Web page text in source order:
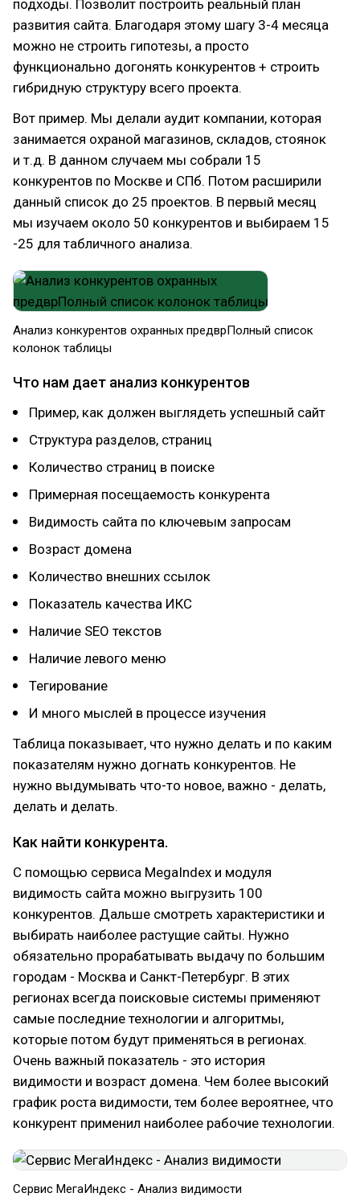
подходы. Позволит построить реальный план
развития сайта. Благодаря этому шагу 3-4 месяца
можно не строить гипотезы, а просто
функционально догонять конкурентов + строить
гибридную структуру всего проекта.
Вот пример. Мы делали аудит компании, которая
занимается охраной магазинов, складов, стоянок
и т.д. В данном случаем мы собрали 15
конкурентов по Москве и СПб. Потом расширили
данный список до 25 проектов. В первый месяц
мы изучаем около 50 конкурентов и выбираем 15
-25 для табличного анализа.
Анализ конкурентов охранных предврПолный список
колонок таблицы
Что нам дает анализ конкурентов
Пример, как должен выглядеть успешный сайт
Структура разделов, страниц
Количество страниц в поиске
Примерная посещаемость конкурента
Видимость сайта по ключевым запросам
Возраст домена
Количество внешних ссылок
Показатель качества ИКС
Наличие SEO текстов
Наличие левого меню
Тегирование
И много мыслей в процессе изучения
Таблица показывает, что нужно делать и по каким
показателям нужно догнать конкурентов. Не
нужно выдумывать что-то новое, важно - делать,
делать и делать.
Как найти конкурента.
С помощью сервиса MegaIndex и модуля
видимость сайта можно выгрузить 100
конкурентов. Дальше смотреть характеристики и
выбирать наиболее растущие сайты. Нужно
обязательно прорабатывать выдачу по большим
городам - Москва и Санкт-Петербург. В этих
регионах всегда поисковые системы применяют
самые последние технологии и алгоритмы,
которые потом будут применяться в регионах.
Очень важный показатель - это история
видимости и возраст домена. Чем более высокий
график роста видимости, тем более вероятнее, что
конкурент применил наиболее рабочие технологии.
Сервис МегаИндекс - Анализ видимости